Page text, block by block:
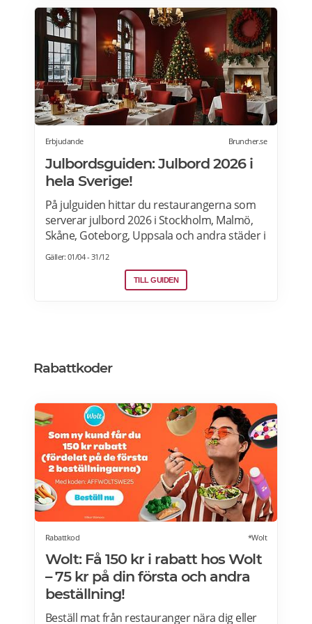
maträtter. Läs mer och upptäck hela meny!
Erbjudande Bruncher.se
Julbordsguiden: Julbord 2026 i
hela Sverige!
På julguiden hittar du restaurangerna som
serverar julbord 2026 i Stockholm, Malmö,
Skåne, Goteborg, Uppsala och andra städer i
Sverige. Hitta aktuella julshow och
underhållning samt julbordpaket med
övernattning på hotell, slott eller herrgård.
Gäller: 01/04 - 31/12
TILL GUIDEN
Rabattkoder
Rabattkod *Wolt
Wolt: Få 150 kr i rabatt hos Wolt
– 75 kr på din första och andra
beställning!
Beställ mat från restauranger nära dig eller